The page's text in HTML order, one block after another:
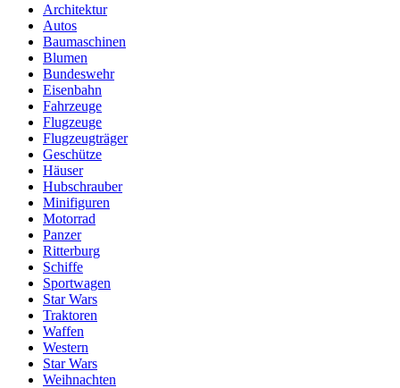
Architektur
Autos
Baumaschinen
Blumen
Bundeswehr
Eisenbahn
Fahrzeuge
Flugzeuge
Flugzeugträger
Geschütze
Häuser
Hubschrauber
Minifiguren
Motorrad
Panzer
Ritterburg
Schiffe
Sportwagen
Star Wars
Traktoren
Waffen
Western
Star Wars
Weihnachten